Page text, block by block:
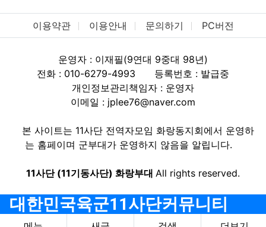
이용약관 이용안내 문의하기 PC버전
운영자 : 이재필(9연대 9중대 98년)
전화 : 010-6279-4993
등록번호 : 발급중
개인정보관리책임자 : 운영자
이메일 : jplee76@naver.com
본 사이트는 11사단 전역자모임 화랑동지회에서 운영하
는 홈페이며 군부대가 운영하지 않음을 알립니다.
11사단 (11기동사단) 화랑부대 All rights reserved.
대한민국육군11사단커뮤니티